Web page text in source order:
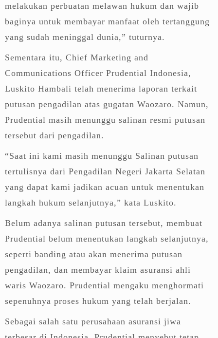
melakukan perbuatan melawan hukum dan wajib
baginya untuk membayar manfaat oleh tertanggung
yang sudah meninggal dunia,” tuturnya.
Sementara itu, Chief Marketing and
Communications Officer Prudential Indonesia,
Luskito Hambali telah menerima laporan terkait
putusan pengadilan atas gugatan Waozaro. Namun,
Prudential masih menunggu salinan resmi putusan
tersebut dari pengadilan.
“Saat ini kami masih menunggu Salinan putusan
tertulisnya dari Pengadilan Negeri Jakarta Selatan
yang dapat kami jadikan acuan untuk menentukan
langkah hukum selanjutnya,” kata Luskito.
Belum adanya salinan putusan tersebut, membuat
Prudential belum menentukan langkah selanjutnya,
seperti banding atau akan menerima putusan
pengadilan, dan membayar klaim asuransi ahli
waris Waozaro. Prudential mengaku menghormati
sepenuhnya proses hukum yang telah berjalan.
Sebagai salah satu perusahaan asuransi jiwa